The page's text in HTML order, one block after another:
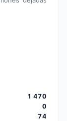
1 470
0
74